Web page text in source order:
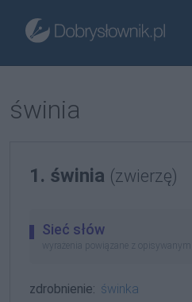
świnia
1. świnia (zwierzę)
Sieć słów
wyrażenia powiązane z opisywanym (
zdrobnienie: świnka